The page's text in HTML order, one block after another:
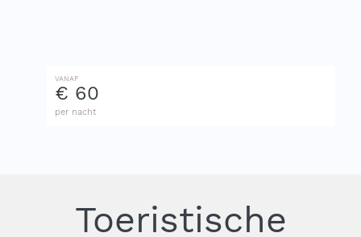
VANAF
€ 60
per nacht
Toeristische